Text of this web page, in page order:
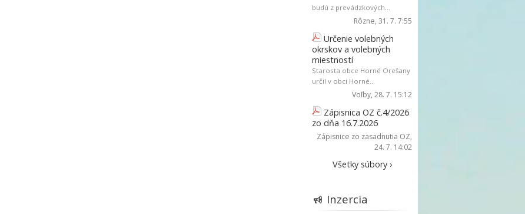
budú z prevádzkových...
Rôzne, 31. 7. 7:55
Určenie volebných
okrskov a volebných
miestností
Starosta obce Horné Orešany
určil v obci Horné...
Voľby, 28. 7. 15:12
Zápisnica OZ č.4/2026
zo dňa 16.7.2026
Zápisnice zo zasadnutia OZ,
24. 7. 14:02
Všetky súbory ›
Inzercia